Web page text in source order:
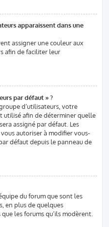
apparaissent dans une
assigner une couleur aux
afin de faciliter leur
par défaut » ?
d’utilisateurs, votre
utilisé afin de déterminer quelle
assigné par défaut. Les
autoriser à modifier vous-
défaut depuis le panneau de
du forum que sont les
en plus de quelques
les forums qu’ils modèrent.